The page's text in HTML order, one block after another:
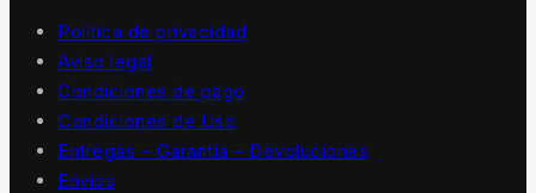
Política de privacidad
Aviso legal
Condiciones de pago
Condiciones de Uso
Entregas – Garantía – Devoluciones
Envíos